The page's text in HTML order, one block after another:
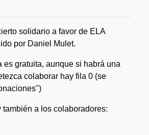
solidario a favor de ELA
por Daniel Mulet.
es gratuita, aunque si habrá una
colaborar hay fila 0 (se
a los colaboradores: